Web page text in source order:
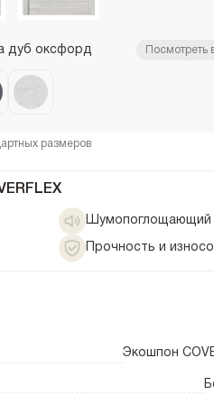
дуб оксфорд Посмотреть
размеров
Шумопоглощающий
Прочность и
Экошпон